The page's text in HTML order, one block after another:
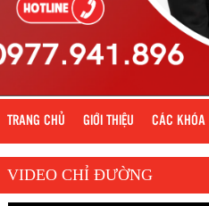
TRANG CHỦ GIỚI THIỆU CÁC KHÓA
VIDEO CHỈ ĐƯỜNG